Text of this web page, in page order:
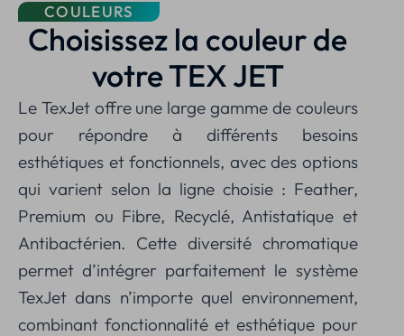
COULEURS
Choisissez la couleur de
votre TEX JET
Le TexJet offre une large gamme de couleurs
pour répondre à différents besoins
esthétiques et fonctionnels, avec des options
qui varient selon la ligne choisie : Feather,
Premium ou Fibre, Recyclé, Antistatique et
Antibactérien. Cette diversité chromatique
permet d’intégrer parfaitement le système
TexJet dans n’importe quel environnement,
combinant fonctionnalité et esthétique pour